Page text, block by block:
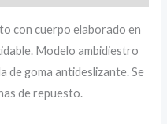
con cuerpo elaborado en
Modelo ambidiestro
de goma antideslizante. Se
de repuesto.